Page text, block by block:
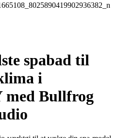
spabad til
i
med Bullfrog